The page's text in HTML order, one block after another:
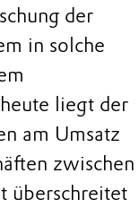
der
in solche
liegt der
am Umsatz
zwischen
überschreitet